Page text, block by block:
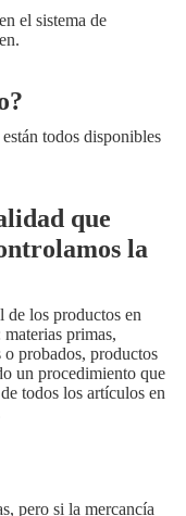
el sistema de
todos disponibles
que
la
de los productos en
primas,
o probados, productos
un procedimiento que
todos los artículos en
pero si la mercancía